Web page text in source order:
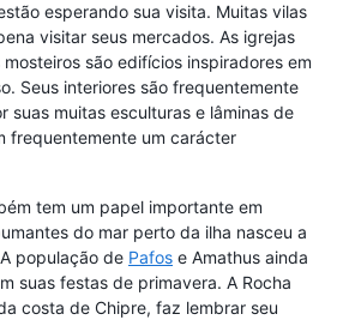
esperando sua visita. Muitas vilas
visitar seus mercados. As igrejas
são edifícios inspiradores em
Seus interiores são frequentemente
suas muitas esculturas e lâminas de
frequentemente um carácter
tem um papel importante em
do mar perto da ilha nasceu a
população de Pafos e Amathus ainda
suas festas de primavera. A Rocha
costa de Chipre, faz lembrar seu